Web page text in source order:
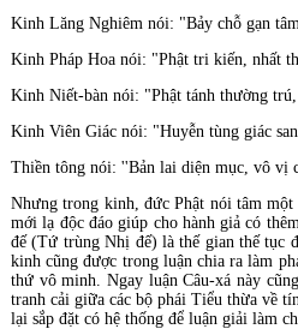
Kinh Lăng Nghiêm nói: "Bảy chỗ gạn
Kinh Pháp Hoa nói: "Phật tri kiến, nhất
Kinh Niết-bàn nói: "Phật tánh thường
Kinh Viên Giác nói: "Huyễn tùng giác
Thiền tông nói: ''Bản lai diện mục, vô vị
Nhưng trong kinh, đức Phật nói tâm
mới lạ độc đáo giúp cho hành giả có
đế (Tứ trùng Nhị đế) là thế gian thế tục
kinh cũng được trong luận chia ra làm
thứ vô minh. Ngay luận Câu-xá này
tranh cải giữa các bộ phái Tiểu thừa về
lại sắp đặt có hệ thống để luận giải làm